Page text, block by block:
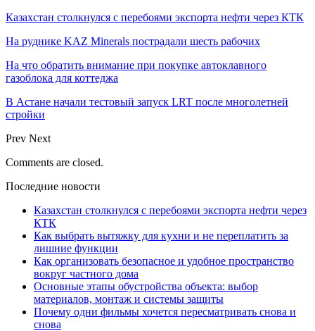
Казахстан столкнулся с перебоями экспорта нефти через КТК
На руднике KAZ Minerals пострадали шесть рабочих
На что обратить внимание при покупке автоклавного
газоблока для коттеджа
В Астане начали тестовый запуск LRT после многолетней
стройки
Prev Next
Comments are closed.
Последние новости
Казахстан столкнулся с перебоями экспорта нефти через
КТК
Как выбрать вытяжку для кухни и не переплатить за
лишние функции
Как организовать безопасное и удобное пространство
вокруг частного дома
Основные этапы обустройства объекта: выбор
материалов, монтаж и системы защиты
Почему одни фильмы хочется пересматривать снова и
снова